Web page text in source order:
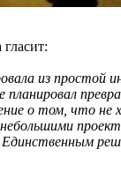
из
о том, что
Единственным